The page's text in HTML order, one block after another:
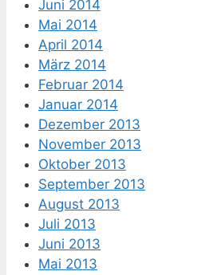
Juni 2014
Mai 2014
April 2014
März 2014
Februar 2014
Januar 2014
Dezember 2013
November 2013
Oktober 2013
September 2013
August 2013
Juli 2013
Juni 2013
Mai 2013